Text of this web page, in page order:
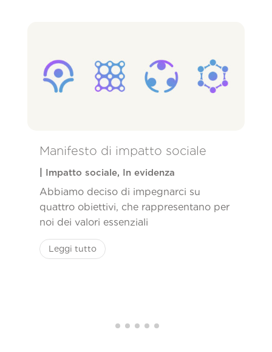
Manifesto di impatto sociale
| Impatto sociale, In evidenza
Abbiamo deciso di impegnarci su
quattro obiettivi, che rappresentano per
noi dei valori essenziali
Leggi tutto